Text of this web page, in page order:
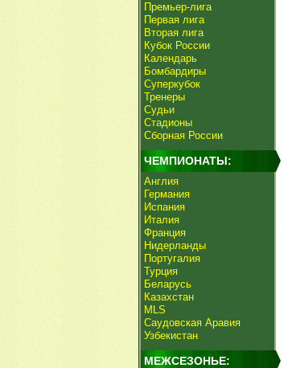
Премьер-лига
Первая лига
Вторая лига
Кубок России
Календарь
Бомбардиры
Суперкубок
Тренеры
Судьи
Стадионы
Сборная России
ЧЕМПИОНАТЫ:
Англия
Германия
Испания
Италия
Франция
Нидерланды
Португалия
Турция
Беларусь
Казахстан
MLS
Саудовская Аравия
Узбекистан
МЕЖСЕЗОНЬЕ: